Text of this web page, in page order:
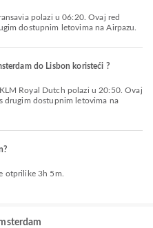
dostupnim letovima na Airpazu.
do Lisbon koristeći ?
drugim dostupnim letovima na
otprilike 3h 5m.